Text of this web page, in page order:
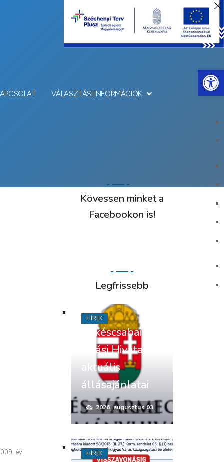
VÁLASZTÁSI INFORMÁCIÓK
évi
Kövessen minket a
Facebookon is!
Legfrissebb
Békéscsabai
Járási Hivatal
aktuális
állásajánlatai
2026. augusztus 03.
HÍREK
HÍREK